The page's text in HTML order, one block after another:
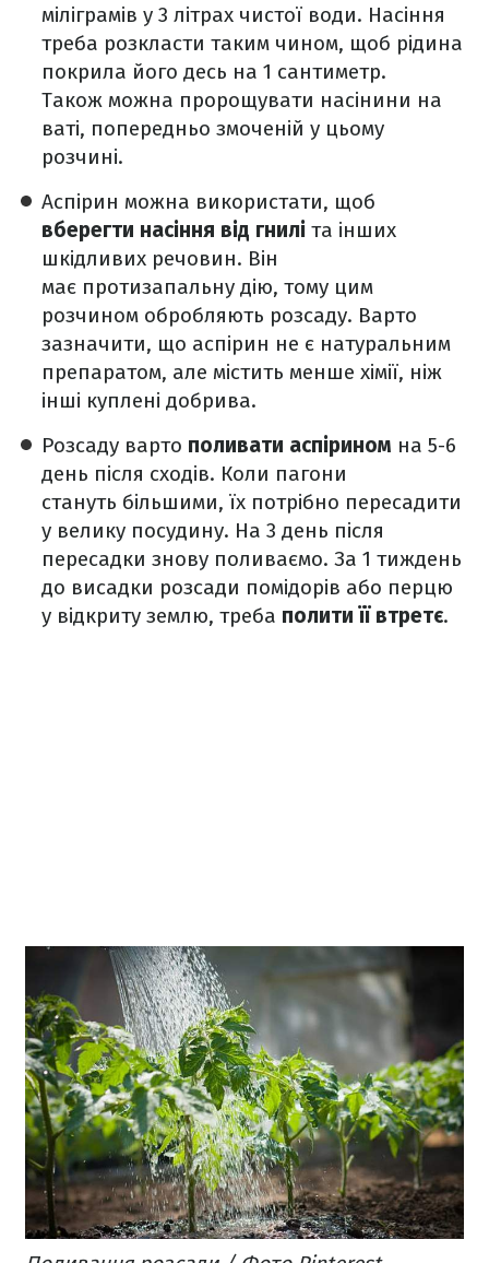
міліграмів у 3 літрах чистої води. Насіння
треба розкласти таким чином, щоб рідина
покрила його десь на 1 сантиметр.
Також можна пророщувати насінини на
ваті, попередньо змоченій у цьому
розчині.
Аспірин можна використати, щоб
вберегти насіння від гнилі та інших
шкідливих речовин. Він
має протизапальну дію, тому цим
розчином обробляють розсаду. Варто
зазначити, що аспірин не є натуральним
препаратом, але містить менше хімії, ніж
інші куплені добрива.
Розсаду варто поливати аспірином на 5-6
день після сходів. Коли пагони
стануть більшими, їх потрібно пересадити
у велику посудину. На 3 день після
пересадки знову поливаємо. За 1 тиждень
до висадки розсади помідорів або перцю
у відкриту землю, треба полити її втретє.